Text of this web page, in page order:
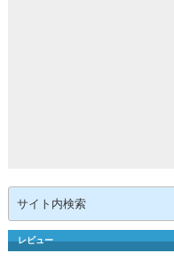
索:
レビュー